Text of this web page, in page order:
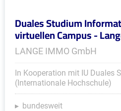
Duales Studium
virtuellen Campus -
LANGE IMMO GmbH
In Kooperation mit IU Duales
(Internationale Hochschule)
bundesweit